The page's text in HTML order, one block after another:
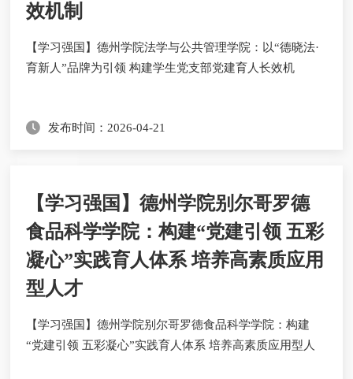
效机制
​【学习强国】德州学院法学与公共管理学院：以“德晓法·
育新人”品牌为引领 构建学生党支部党建育人长效机
发布时间：2026-04-21
【学习强国】德州学院别尔哥罗德
食品科学学院：构建“党建引领 五彩
凝心”实践育人体系 培养高素质应用
型人才
​【学习强国】德州学院别尔哥罗德食品科学学院：构建
“党建引领 五彩凝心”实践育人体系 培养高素质应用型人